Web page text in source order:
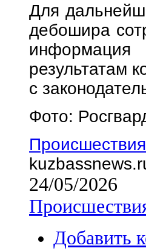
Для
дебошира
информация
результатам
с
Фото:
Происшествия
24/05/2026
Добавить